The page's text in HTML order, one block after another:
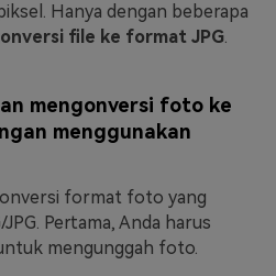
Hanya dengan beberapa
file ke format JPG.
mengonversi foto ke
menggunakan
format foto yang
Pertama, Anda harus
mengunggah foto.